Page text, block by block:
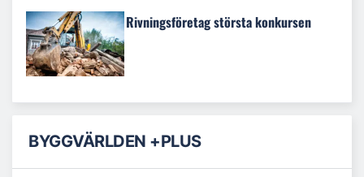
Rivningsföretag största konkursen
BYGGVÄRLDEN +PLUS